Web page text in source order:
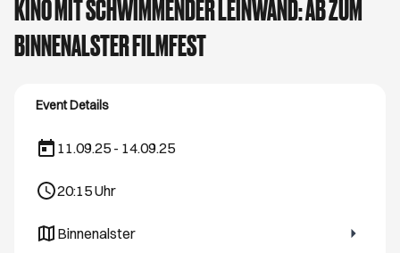
KINO MIT SCHWIMMENDER LEINWAND: AB ZUM
BINNENALSTER FILMFEST
Event Details
11.09.25 - 14.09.25
20:15Uhr
Binnenalster
Öffnet ein neues Browser-Tab